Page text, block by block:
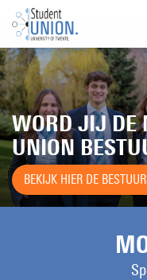
WORD JIJ DE
UNION
BEKIJK HIER DE